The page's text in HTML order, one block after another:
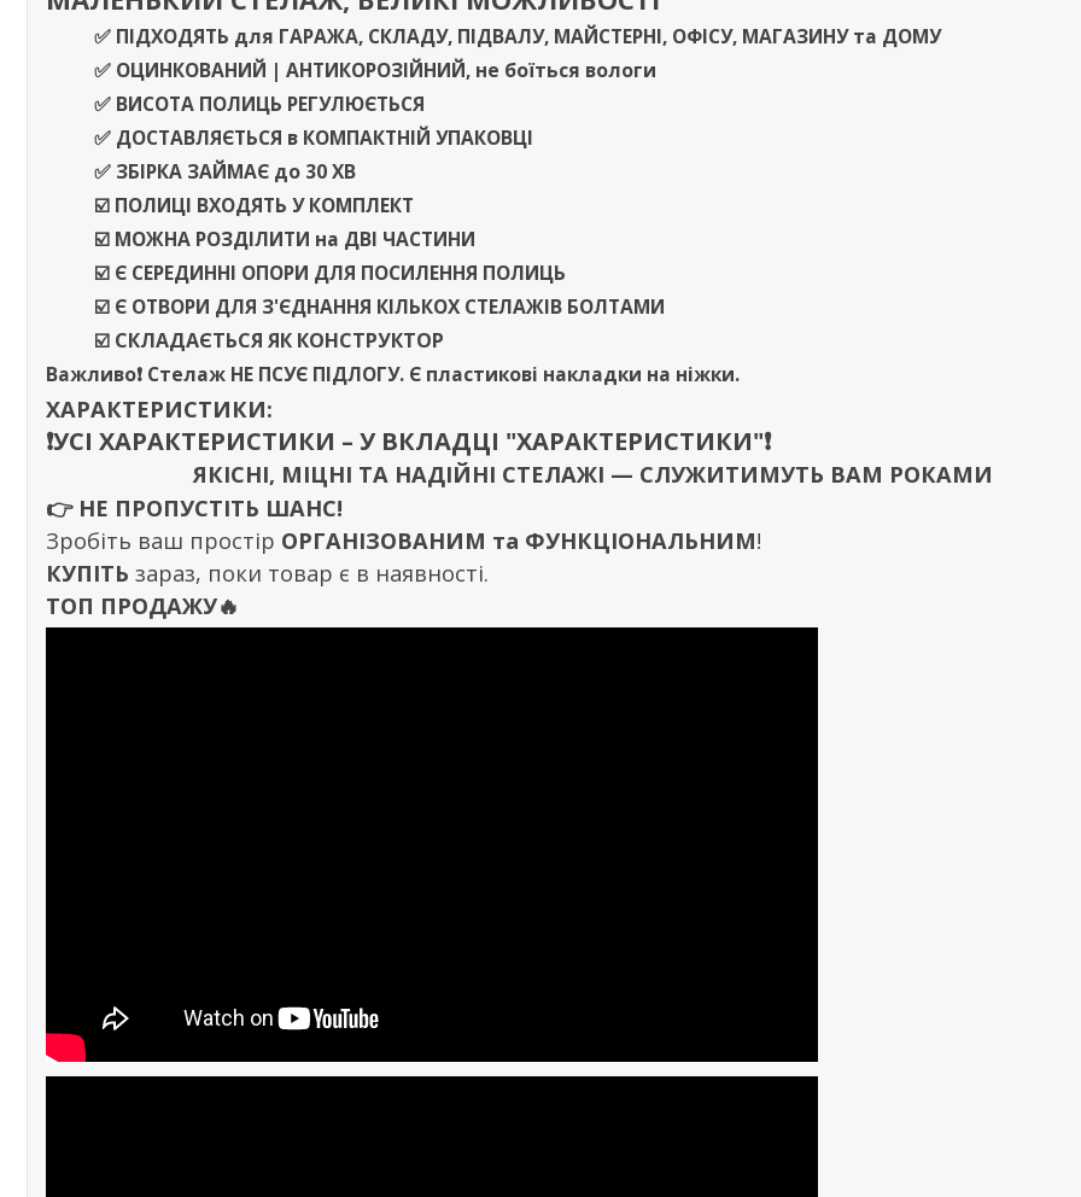
✅ ПІДХОДЯТЬ для ГАРАЖА, СКЛАДУ, ПІДВАЛУ, МАЙСТЕРНІ, ОФІСУ, МАГАЗИНУта ДОМУ
✅ ОЦИНКОВАНИЙ | АНТИКОРОЗІЙНИЙ, не боїться вологи
✅ ВИСОТА ПОЛИЦЬ РЕГУЛЮЄТЬСЯ
✅ ДОСТАВЛЯЄТЬСЯ в КОМПАКТНІЙ УПАКОВЦІ
✅ ЗБІРКА ЗАЙМАЄ до 30 ХВ
☑️ ПОЛИЦІ ВХОДЯТЬ У КОМПЛЕКТ
☑️ МОЖНА РОЗДІЛИТИ на ДВІ ЧАСТИНИ
☑️ Є СЕРЕДИННІ ОПОРИ ДЛЯ ПОСИЛЕННЯ ПОЛИЦЬ
☑️ Є ОТВОРИ ДЛЯ З'ЄДНАННЯ КІЛЬКОХ СТЕЛАЖІВ БОЛТАМИ
☑️ СКЛАДАЄТЬСЯ ЯК КОНСТРУКТОР
Важливо❗️ Стелаж НЕ ПСУЄ ПІДЛОГУ. Є пластикові накладки на ніжки.
ХАРАКТЕРИСТИКИ:
❗️УСІ ХАРАКТЕРИСТИКИ – У ВКЛАДЦІ "ХАРАКТЕРИСТИКИ"❗️
ЯКІСНІ, МІЦНІ ТА НАДІЙНІ СТЕЛАЖІ — СЛУЖИТИМУТЬ ВАМ РОКАМИ
👉 НЕ ПРОПУСТІТЬ ШАНС!
Зробіть ваш простір ОРГАНІЗОВАНИМ та ФУНКЦІОНАЛЬНИМ!
КУПІТЬ зараз, поки товар є в наявності.
ТОП ПРОДАЖУ🔥